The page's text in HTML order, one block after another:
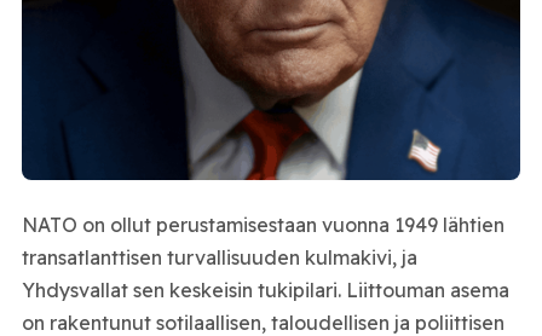
NATO on ollut perustamisestaan vuonna 1949 lähtien
transatlanttisen turvallisuuden kulmakivi, ja
Yhdysvallat sen keskeisin tukipilari. Liittouman asema
on rakentunut sotilaallisen, taloudellisen ja poliittisen